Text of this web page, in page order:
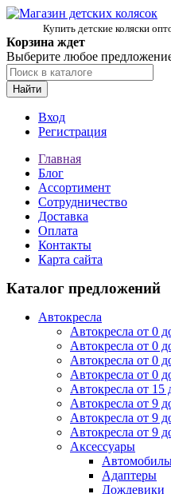
Купить детские коляски
Корзина ждет
Выберите любое
Найти
Вход
Регистрация
Главная
Блог
Ассортимент
Сотрудничество
Доставка
Оплата
Контакты
Карта сайта
Каталог предложений
Автокресла
Автокресла от 0
Автокресла от 0
Автокресла от 0
Автокресла от 0
Автокресла от 15
Автокресла от 9
Автокресла от 9
Автокресла от 9
Аксессуары
Адаптеры
Дождевики